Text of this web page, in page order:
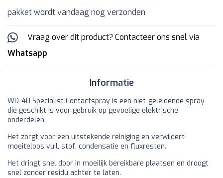
pakket wordt vandaag nog verzonden
Vraag over dit product? Contacteer ons snel via
Whatsapp
Informatie
WD-40 Specialist Contactspray is een niet-geleidende spray
die geschikt is voor gebruik op gevoelige elektrische
onderdelen.
Het zorgt voor een uitstekende reiniging en verwijdert
moeiteloos vuil, stof, condensatie en fluxresten.
Het dringt snel door in moeilijk bereikbare plaatsen en droogt
snel zonder residu achter te laten.